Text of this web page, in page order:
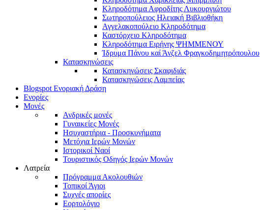
Κληροδότημα Αφροδίτης Λυκουργιώτου
Σωτηροπούλειος Ηλειακή Βιβλιοθήκη
Αγγελακοπούλειο Κληροδότημα
Καστόρχειο Κληροδότημα
Κληροδότημα Ειρήνης ΨΗΜΜΕΝΟΥ
Ίδρυμα Πάνου καί Άνζελ Φραγκοδημητρόπουλου
Κατασκηνώσεις
Κατασκηνώσεις Σκαφιδιάς
Κατασκηνώσεις Λαμπείας
Blogspot Ενοριακή Δράση
Ενορίες
Μονές
Ανδρικές μονές
Γυναικείες Μονές
Ησυχαστήρια - Προσκυνήματα
Μετόχια Ιερών Μονών
Ιστορικοί Ναοί
Τουριστικός Οδηγός Ιερών Μονών
Λατρεία
Πρόγραμμα Ακολουθιών
Τοπικοί Άγιοι
Συχνές απορίες
Εορτολόγιο